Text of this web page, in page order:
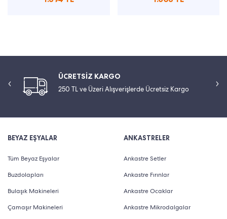
ÜCRETSİZ KARGO
250 TL ve Üzeri Alışverişlerde Ücretsiz Kargo
BEYAZ EŞYALAR
Tüm Beyaz Eşyalar
Buzdolapları
Bulaşık Makineleri
Çamaşır Makineleri
ANKASTRELER
Ankastre Setler
Ankastre Fırınlar
Ankastre Ocaklar
Ankastre Mikrodalgalar